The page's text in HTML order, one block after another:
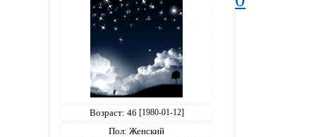
Возраст: 46 [1980-01-12]
Пол: Женский